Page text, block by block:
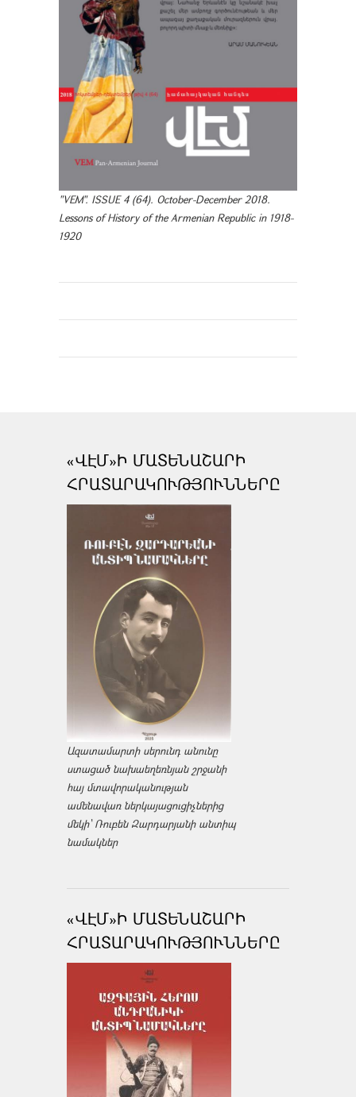
"VEM". ISSUE 4 (64). October-December 2018.
Lessons of History of the Armenian Republic in 1918-
1920
«ՎԷՄ»Ի ՄԱՏԵՆԱՇԱՐԻ
ՀՐԱՏԱՐԱԿՈՒԹՅՈՒՆՆԵՐԸ
Ազատամարտի սերունդ անունը
ստացած նախաեղեռնյան շրջանի
հայ մտավորականության
ամենավառ ներկայացուցիչներից
մեկի՝ Ռուբեն Զարդարյանի անտիպ
նամակներ
«ՎԷՄ»Ի ՄԱՏԵՆԱՇԱՐԻ
ՀՐԱՏԱՐԱԿՈՒԹՅՈՒՆՆԵՐԸ